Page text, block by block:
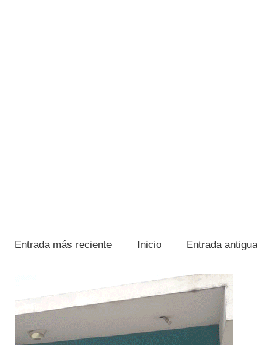
Entrada más reciente Entrada antigua
Inicio